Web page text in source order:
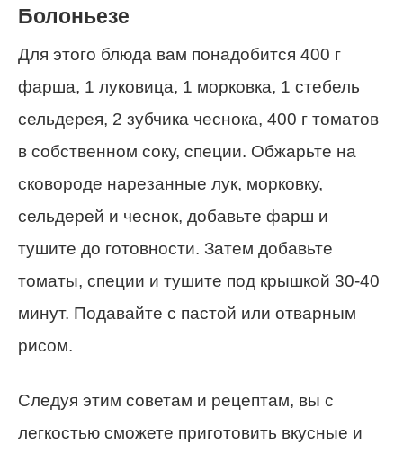
Болоньезе
Для этого блюда вам понадобится 400 г
фарша, 1 луковица, 1 морковка, 1 стебель
сельдерея, 2 зубчика чеснока, 400 г томатов
в собственном соку, специи. Обжарьте на
сковороде нарезанные лук, морковку,
сельдерей и чеснок, добавьте фарш и
тушите до готовности. Затем добавьте
томаты, специи и тушите под крышкой 30-40
минут. Подавайте с пастой или отварным
рисом.
Следуя этим советам и рецептам, вы с
легкостью сможете приготовить вкусные и